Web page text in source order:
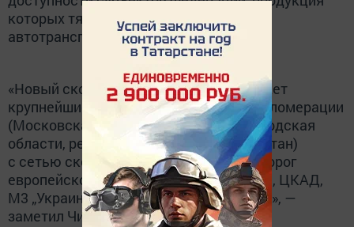
которых тяготеет к перевозкам
автотранспортом.
«Новый скоростной маршрут М12 свяжет
крупнейшие региональные центры и агломерации
(Московская, Владимирская, Нижегородская
области, республики Чувашия и Татарстан)
с сетью скоростных автомобильных дорог
европейской части России (М11 „Нева“, ЦКАД,
М3 „Украина“, М1 „Беларусь“, М4 „Дон“)», —
заметил Чичерин.